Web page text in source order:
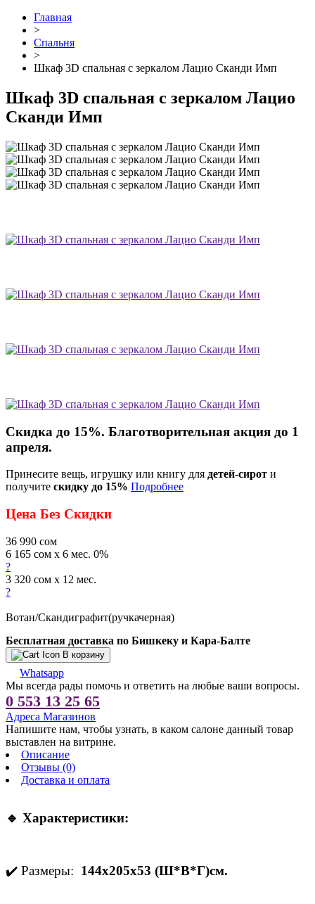
Главная
>
Спальня
>
Шкаф 3D спальная с зеркалом Лацио Сканди Имп
Шкаф 3D спальная с зеркалом Лацио
Сканди Имп
Скидка до 15%. Благотворительная акция до 1
апреля.
Принесите вещь, игрушку или книгу для детей-сирот и
получите скидку до 15% Подробнее
Цена Без Скидки
36 990 сом
6 165 сом x 6 мес. 0%
?
3 320 сом x 12 мес.
?
Вотан/Скандиграфит(ручкачерная)
Бесплатная доставка по Бишкеку и Кара-Балте
В корзину
Whatsapp
Мы всегда рады помочь и ответить на любые ваши вопросы.
0 553 13 25 65
Адреса Магазинов
Напишите нам, чтобы узнать, в каком салоне данный товар
выставлен на витрине.
Описание
Отзывы (0)
Доставка и оплата
🔹 Характеристики:
✔️ Размеры: 144х205х53 (Ш*В*Г)см.